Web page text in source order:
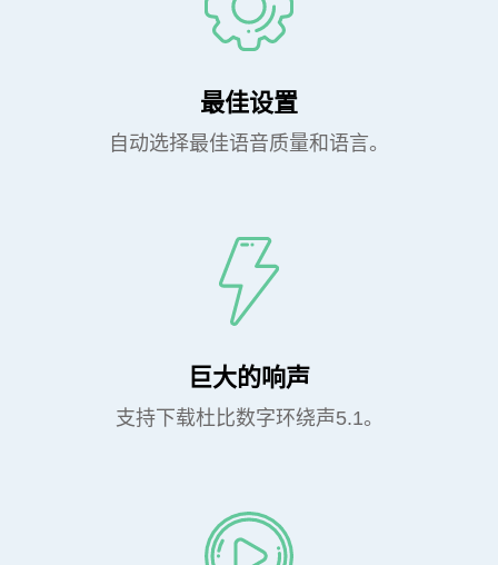
最佳设置
自动选择最佳语音质量和语言。
巨大的响声
支持下载杜比数字环绕声5.1。